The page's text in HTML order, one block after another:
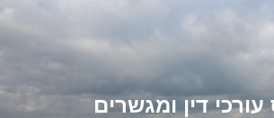
עורכי דין ומגשרים